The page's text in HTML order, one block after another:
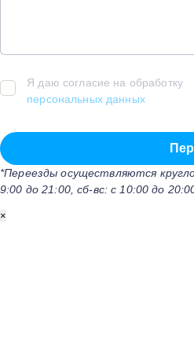
Я даю согласие на обработку
персональных данных
*Переезды осуществляются
9:00 до 21:00, сб-вс: с 10:00 до
×